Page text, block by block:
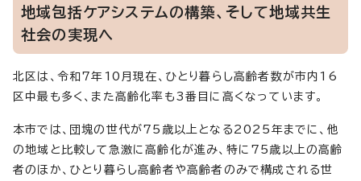
地域包括ケアシステムの構築、そして地域共生
社会の実現へ
北区は、令和7年10月現在、ひとり暮らし高齢者数が市内16
区中最も多く、また高齢化率も3番目に高くなっています。
本市では、団塊の世代が75歳以上となる2025年までに、他
の地域と比較して急激に高齢化が進み、特に75歳以上の高齢
者のほか、ひとり暮らし高齢者や高齢者のみで構成される世